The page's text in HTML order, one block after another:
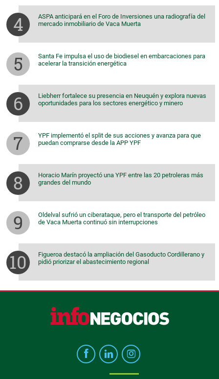
ASPA anticipará en el Foro de Inversiones una radiografía del
mercado inmobiliario de Vaca Muerta
Santa Fe impulsa el uso de biodiesel en embarcaciones para
acelerar la transición energética
Liebherr fortalece su presencia en Neuquén y explora nuevas
oportunidades para los sectores energético y minero
YPF implementó el split de sus acciones y avanza para que
puedan comprarse desde la APP YPF
Horacio Marín proyectó una YPF entre las 20 petroleras más
grandes del mundo
Oldelval sufrió un ciberataque, pero el transporte del petróleo
de Vaca Muerta continuó sin interrupciones
Figueroa destacó la ampliación del Gasoducto Cordillerano y
pidió priorizar el abastecimiento regional